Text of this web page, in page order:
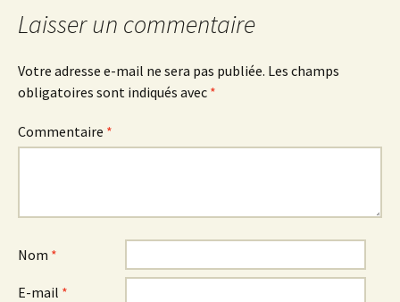
articles
Laisser un commentaire
Votre adresse e-mail ne sera pas publiée. Les champs
obligatoires sont indiqués avec *
Commentaire *
Nom *
E-mail *